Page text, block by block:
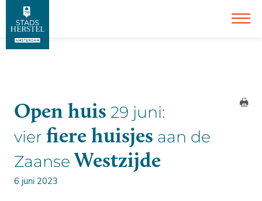
Open huis 29 juni:
vier fiere huisjes aan de
Zaanse Westzijde
6 juni 2023